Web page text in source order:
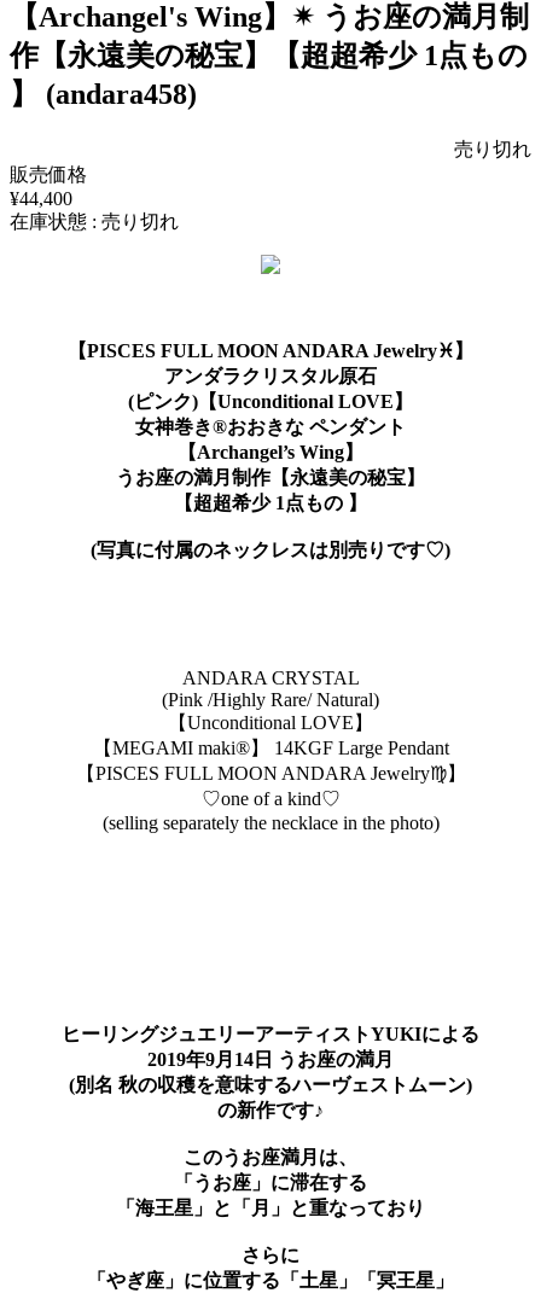
【Archangel's Wing】✴︎ うお座の満月制
作【永遠美の秘宝】【超超希少 1点もの
】 (andara458)
売り切れ
販売価格
¥44,400
在庫状態 : 売り切れ
【PISCES FULL MOON ANDARA Jewelry♓️】
アンダラクリスタル原石
(ピンク)【Unconditional LOVE】
女神巻き®おおきな ペンダント
【Archangel’s Wing】
うお座の満月制作【永遠美の秘宝】
【超超希少 1点もの 】
(写真に付属のネックレスは別売りです♡)
ANDARA CRYSTAL
(Pink /Highly Rare/ Natural)
【Unconditional LOVE】
【MEGAMI maki®︎】 14KGF Large Pendant
【PISCES FULL MOON ANDARA Jewelry♍️】
♡one of a kind♡
(selling separately the necklace in the photo)
ヒーリングジュエリーアーティストYUKIによる
2019年9月14日 うお座の満月
(別名 秋の収穫を意味するハーヴェストムーン)
の新作です♪
このうお座満月は、
「うお座」に滞在する
「海王星」と「月」と重なっており
さらに
「やぎ座」に位置する「土星」「冥王星」